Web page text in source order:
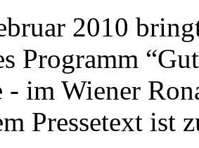
2010
Programm
- im Wiener
Pressetext ist